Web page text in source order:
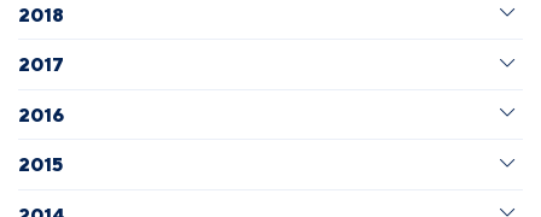
2018
2017
2016
2015